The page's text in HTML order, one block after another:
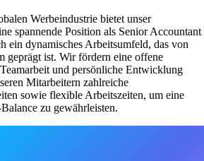
Werbeindustrie bietet unser
spannende Position als Senior Accountant
ein dynamisches Arbeitsumfeld, das von
geprägt ist. Wir fördern eine offene
und persönliche Entwicklung
Mitarbeitern zahlreiche
sowie flexible Arbeitszeiten, um eine
zu gewährleisten.